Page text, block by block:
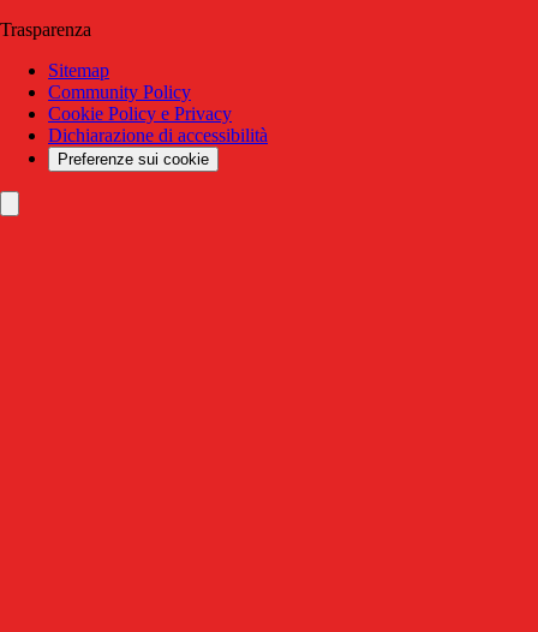
Trasparenza
Sitemap
Community Policy
Cookie Policy e Privacy
Dichiarazione di accessibilità
Preferenze sui cookie